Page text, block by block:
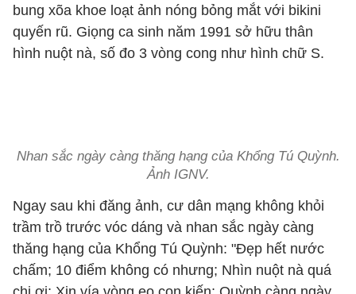
bung xõa khoe loạt ảnh nóng bỏng mắt với bikini
quyến rũ. Giọng ca sinh năm 1991 sở hữu thân
hình nuột nà, số đo 3 vòng cong như hình chữ S.
Nhan sắc ngày càng thăng hạng của Khổng Tú Quỳnh.
Ảnh IGNV.
Ngay sau khi đăng ảnh, cư dân mạng không khỏi
trầm trồ trước vóc dáng và nhan sắc ngày càng
thăng hạng của Khổng Tú Quỳnh: "Đẹp hết nước
chấm; 10 điểm không có nhưng; Nhìn nuột nà quá